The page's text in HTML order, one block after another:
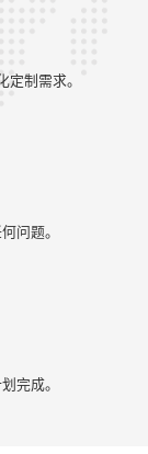
制需求。
问题。
完成。